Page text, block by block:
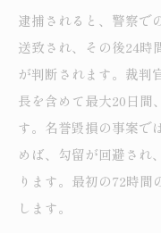
逮捕されると、警察で
送致され、その後24時
が判断されます。裁判
長を含めて最大20日間
す。名誉毀損の事案で
めば、勾留が回避され
ります。最初の72時
します。